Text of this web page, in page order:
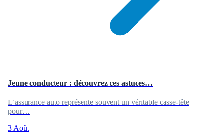
Jeune conducteur : découvrez ces astuces…
L’assurance auto représente souvent un véritable casse-tête
pour…
3 Août